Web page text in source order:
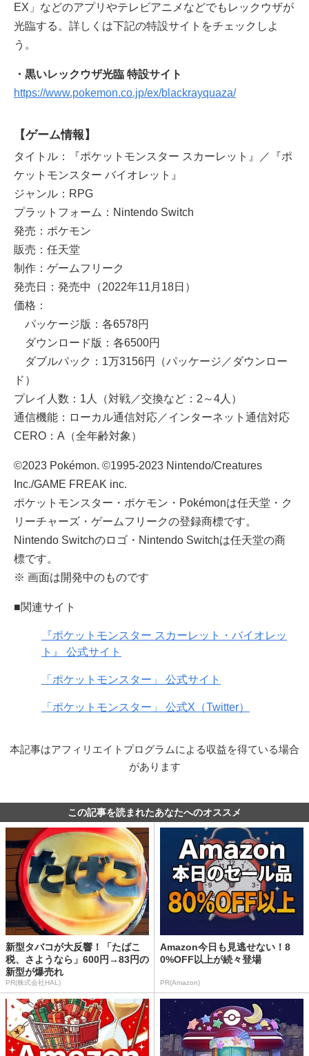
EX」などのアプリやテレビアニメなどでもレックウザが
光臨する。詳しくは下記の特設サイトをチェックしよ
う。
・黒いレックウザ光臨 特設サイト
https://www.pokemon.co.jp/ex/blackrayquaza/
【ゲーム情報】
タイトル：『ポケットモンスター スカーレット』／『ポ
ケットモンスター バイオレット』
ジャンル：RPG
プラットフォーム：Nintendo Switch
発売：ポケモン
販売：任天堂
制作：ゲームフリーク
発売日：発売中（2022年11月18日）
価格：
パッケージ版：各6578円
ダウンロード版：各6500円
ダブルパック：1万3156円（パッケージ／ダウンロー
ド）
プレイ人数：1人（対戦／交換など：2～4人）
通信機能：ローカル通信対応／インターネット通信対応
CERO：A（全年齢対象）
©2023 Pokémon. ©1995-2023 Nintendo/Creatures
Inc./GAME FREAK inc.
ポケットモンスター・ポケモン・Pokémonは任天堂・ク
リーチャーズ・ゲームフリークの登録商標です。
Nintendo Switchのロゴ・Nintendo Switchは任天堂の商
標です。
※ 画⾯は開発中のものです
■関連サイト
『ポケットモンスター スカーレット・バイオレッ
ト』 公式サイト
「ポケットモンスター」 公式サイト
「ポケットモンスター」 公式X（Twitter）
本記事はアフィリエイトプログラムによる収益を得ている場合
があります
この記事を読まれたあなたへのオススメ
新型タバコが大反響！「たばこ
税、さようなら」600円→83円の
新型が爆売れ
PR(株式会社HAL)
Amazon今日も見逃せない！8
0%OFF以上が続々登場
PR(Amazon)